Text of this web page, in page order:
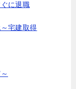
に退職
宅建取得